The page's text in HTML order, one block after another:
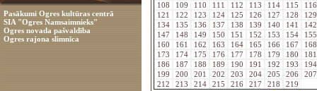
Pasākumi Ogres kultūras centrā
SIA "Ogres Namsaimnieks"
Ogres novada pašvaldība
Ogres rajona slimnīca
108
109 110 111 112 113 114 115
121
122 123 124 125 126 127 128
134
135 136 137 138 139 140 141
147
148 149 150 151 152 153 154
160
161 162 163 164 165 166 167
173
174 175 176 177 178 179 180
186
187 188 189 190 191 192 193
199
200 201 202 203 204 205 206
212
213 214 215 216 217 218 219